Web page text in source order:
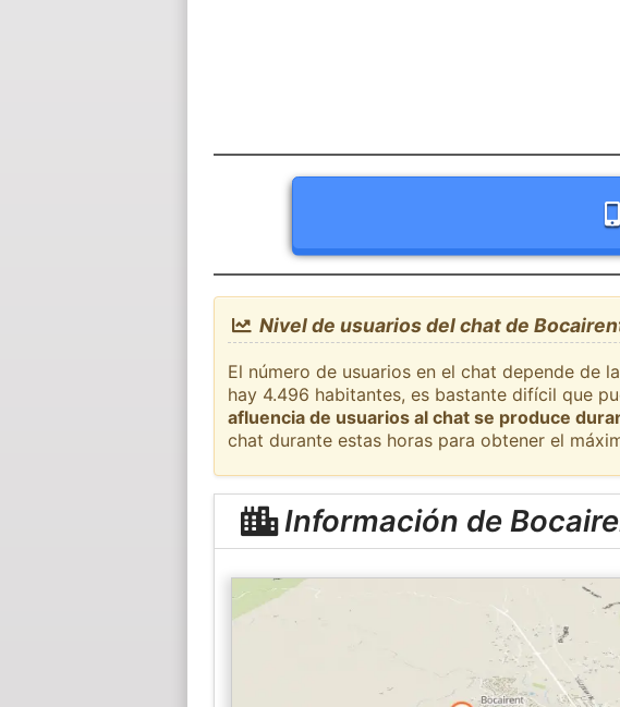
Nivel de usuarios del chat de
El número de usuarios en el chat depende de
hay 4.496 habitantes, es bastante difícil que
afluencia de usuarios al chat se produce
chat durante estas horas para obtener el
Información de